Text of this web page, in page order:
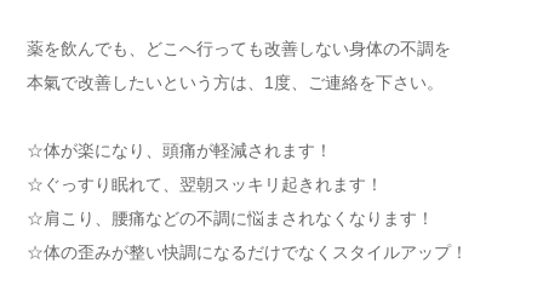
薬を飲んでも、どこへ行っても改善しない身体の不調を
本氣で改善したいという方は、1度、ご連絡を下さい。
☆体が楽になり、頭痛が軽減されます！
☆ぐっすり眠れて、翌朝スッキリ起きれます！
☆肩こり、腰痛などの不調に悩まされなくなります！
☆体の歪みが整い快調になるだけでなくスタイルアップ！